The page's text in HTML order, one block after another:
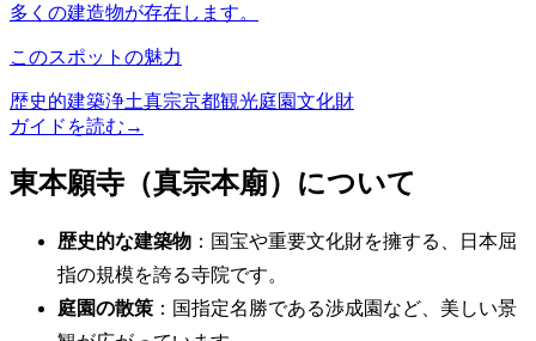
多くの建造物が存在します。
このスポットの魅力
歴史的建築浄土真宗京都観光庭園文化財
ガイドを読む →
東本願寺（真宗本廟）について
歴史的な建築物 ：国宝や重要文化財を擁する、日本屈
指の規模を誇る寺院です。
庭園の散策 ：国指定名勝である渉成園など、美しい景